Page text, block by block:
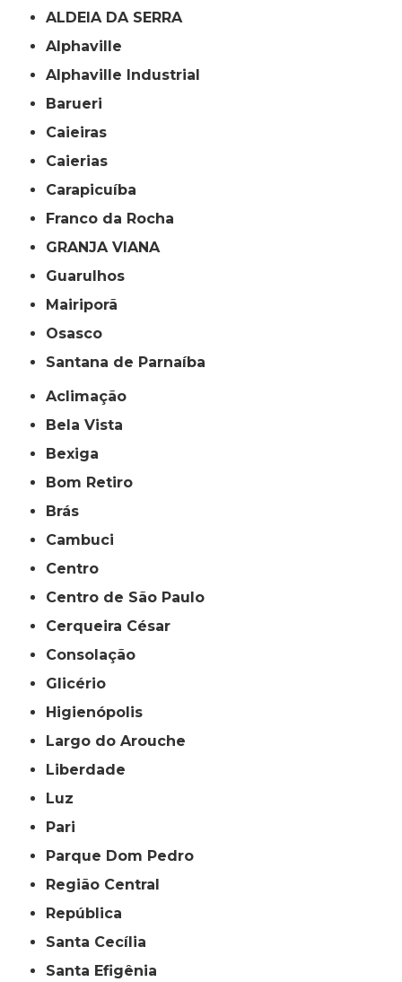
ALDEIA DA SERRA
Alphaville
Alphaville Industrial
Barueri
Caieiras
Caierias
Carapicuíba
Franco da Rocha
GRANJA VIANA
Guarulhos
Mairiporã
Osasco
Santana de Parnaíba
Aclimação
Bela Vista
Bexiga
Bom Retiro
Brás
Cambuci
Centro
Centro de São Paulo
Cerqueira César
Consolação
Glicério
Higienópolis
Largo do Arouche
Liberdade
Luz
Pari
Parque Dom Pedro
Região Central
República
Santa Cecília
Santa Efigênia